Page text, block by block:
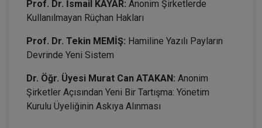
Prof. Dr. İsmail KAYAR: Anonim Şirketlerde
Kullanılmayan Rüçhan Hakları
Prof. Dr. Tekin MEMİŞ: Hamiline Yazılı Payların
Devrinde Yeni Sistem
Dr. Öğr. Üyesi Murat Can ATAKAN: Anonim
Şirketler Açısından Yeni Bir Tartışma: Yönetim
Kurulu Üyeliğinin Askıya Alınması